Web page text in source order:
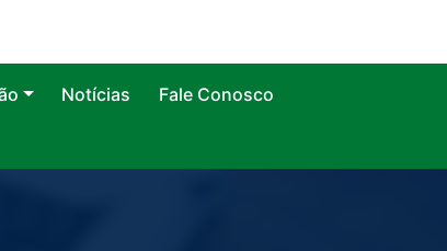
Notícias
Fale Conosco